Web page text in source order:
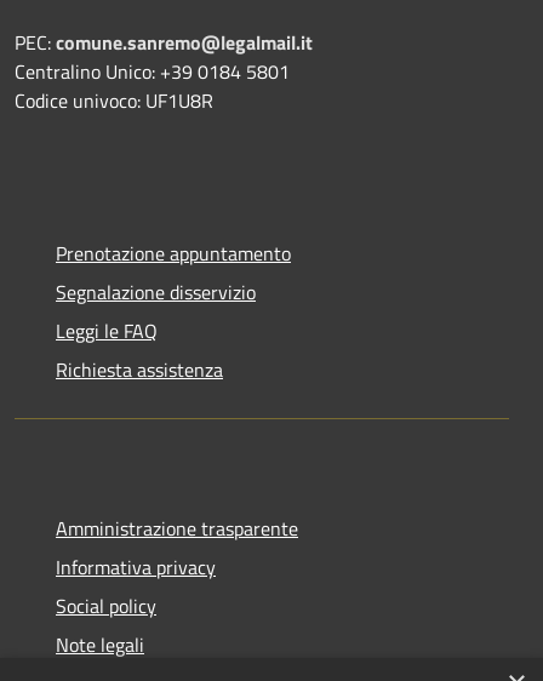
PEC:comune.sanremo@legalmail.it
Centralino Unico: +39 0184 5801
Codice univoco: UF1U8R
Prenotazione appuntamento
Segnalazione disservizio
Leggi le FAQ
Richiesta assistenza
Amministrazione trasparente
Informativa privacy
Social policy
Note legali